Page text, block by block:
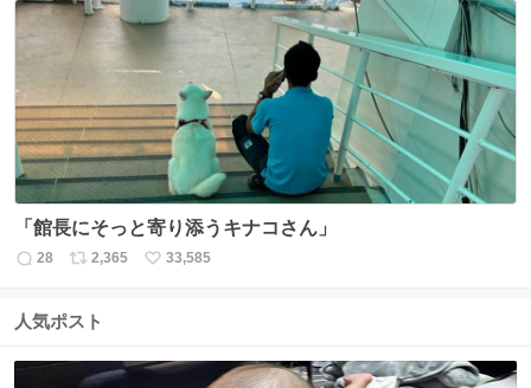
数
ス
ね
「館長にそっと寄り添うキナコさん」
返
数
28
リ
ス
2,365
い
33,585
人気ポスト